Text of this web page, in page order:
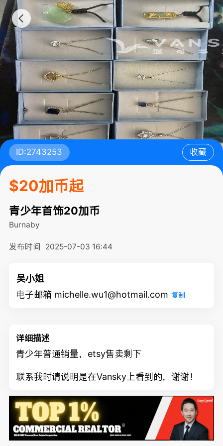
ID:2743253 收藏
$20加币起
青少年首饰20加币
Burnaby
发布时间 2025-07-03 16:44
吴小姐
电子邮箱 michelle.wu1@hotmail.com 复制
详细描述
青少年普通销量，etsy售卖剩下
联系我时请说明是在Vansky上看到的，谢谢！